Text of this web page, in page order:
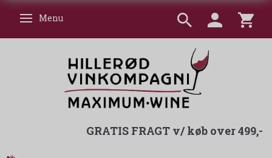
Skifte navigation
Menu
GRATIS FRAGT v/ køb over 499,-